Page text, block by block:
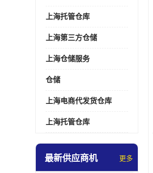
上海托管仓库
上海第三方仓储
上海仓储服务
仓储
上海电商代发货仓库
上海托管仓库
最新供应商机 更多